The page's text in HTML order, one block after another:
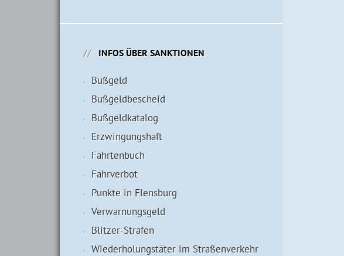
INFOS ÜBER SANKTIONEN
Bußgeld
Bußgeldbescheid
Bußgeldkatalog
Erzwingungshaft
Fahrtenbuch
Fahrverbot
Punkte in Flensburg
Verwarnungsgeld
Blitzer-Strafen
Wiederholungstäter im Straßenverkehr